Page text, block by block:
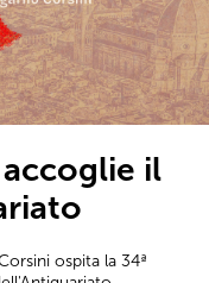
accoglie il
ospita la 34ª